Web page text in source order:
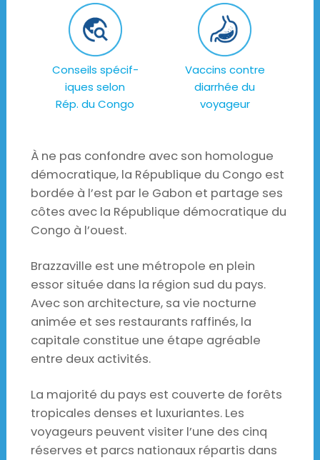
Conseils spécif-
iques selon
Rép. du Congo
Vaccins contre
diarrhée du
voyageur
À ne pas confondre avec son homologue
démocratique, la République du Congo est
bordée à l’est par le Gabon et partage ses
côtes avec la République démocratique du
Congo à l’ouest.
Brazzaville est une métropole en plein
essor située dans la région sud du pays.
Avec son architecture, sa vie nocturne
animée et ses restaurants raffinés, la
capitale constitue une étape agréable
entre deux activités.
La majorité du pays est couverte de forêts
tropicales denses et luxuriantes. Les
voyageurs peuvent visiter l’une des cinq
réserves et parcs nationaux répartis dans